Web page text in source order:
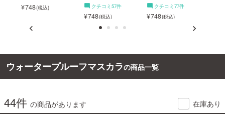
ご利用ガイド
お問い合わせ
748 クチコミ57件
748
クチコミ77件
748
ウォータープルーフマスカラの商品一覧
44件 の商品があります 在庫あり